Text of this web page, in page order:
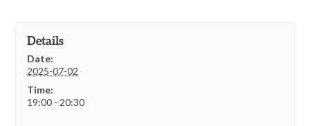
Details
Date:
2025-07-02
Time:
19:00 - 20:30